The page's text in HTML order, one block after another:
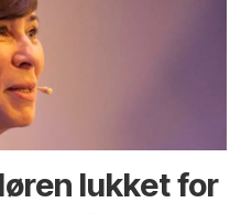
lukket for